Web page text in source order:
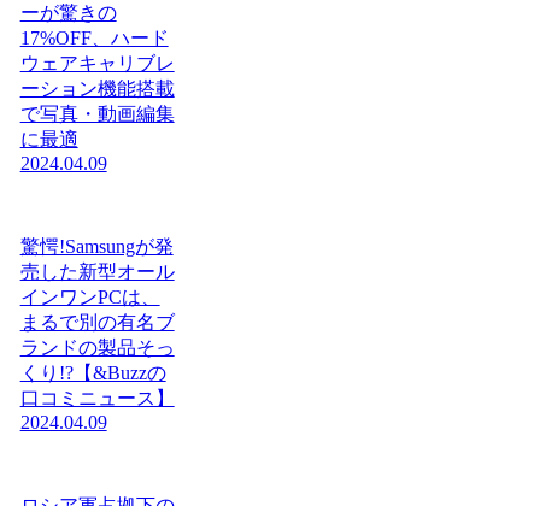
ーが驚きの
17%OFF、ハード
ウェアキャリブレ
ーション機能搭載
で写真・動画編集
に最適
2024.04.09
驚愕!Samsungが発
売した新型オール
インワンPCは、
まるで別の有名ブ
ランドの製品そっ
くり!?【&Buzzの
口コミニュース】
2024.04.09